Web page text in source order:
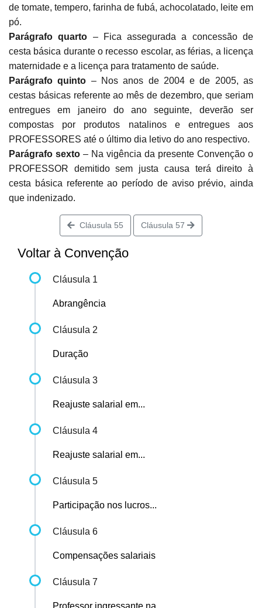
de tomate, tempero, farinha de fubá, achocolatado, leite em
pó.
Parágrafo quarto – Fica assegurada a concessão de
cesta básica durante o recesso escolar, as férias, a licença
maternidade e a licença para tratamento de saúde.
Parágrafo quinto – Nos anos de 2004 e de 2005, as
cestas básicas referente ao mês de dezembro, que seriam
entregues em janeiro do ano seguinte, deverão ser
compostas por produtos natalinos e entregues aos
PROFESSORES até o último dia letivo do ano respectivo.
Parágrafo sexto – Na vigência da presente Convenção o
PROFESSOR demitido sem justa causa terá direito à
cesta básica referente ao período de aviso prévio, ainda
que indenizado.
Cláusula 55 Cláusula 57
Voltar à Convenção
Cláusula 1
Abrangência
Cláusula 2
Duração
Cláusula 3
Reajuste salarial em...
Cláusula 4
Reajuste salarial em...
Cláusula 5
Participação nos lucros...
Cláusula 6
Compensações salariais
Cláusula 7